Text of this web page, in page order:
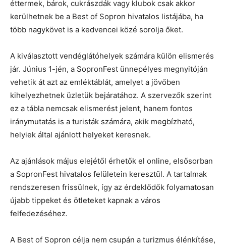
éttermek, bárok, cukrászdák vagy klubok csak akkor
kerülhetnek be a Best of Sopron hivatalos listájába, ha
több nagykövet is a kedvencei közé sorolja őket.
A kiválasztott vendéglátóhelyek számára külön elismerés
jár. Június 1-jén, a SopronFest ünnepélyes megnyitóján
vehetik át azt az emléktáblát, amelyet a jövőben
kihelyezhetnek üzletük bejáratához. A szervezők szerint
ez a tábla nemcsak elismerést jelent, hanem fontos
iránymutatás is a turisták számára, akik megbízható,
helyiek által ajánlott helyeket keresnek.
Az ajánlások május elejétől érhetők el online, elsősorban
a SopronFest hivatalos felületein keresztül. A tartalmak
rendszeresen frissülnek, így az érdeklődők folyamatosan
újabb tippeket és ötleteket kapnak a város
felfedezéséhez.
A Best of Sopron célja nem csupán a turizmus élénkítése,